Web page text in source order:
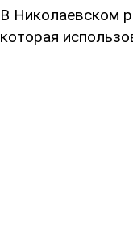
В Николаевском
которая